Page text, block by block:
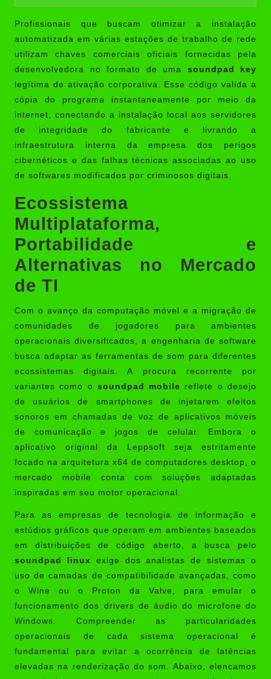
Profissionais que buscam otimizar a instalação
automatizada em várias estações de trabalho de rede
utilizam chaves comerciais oficiais fornecidas pela
desenvolvedora no formato de uma soundpad key
legítima de ativação corporativa. Esse código valida a
cópia do programa instantaneamente por meio da
internet, conectando a instalação local aos servidores
de integridade do fabricante e livrando a
infraestrutura interna da empresa dos perigos
cibernéticos e das falhas técnicas associadas ao uso
de softwares modificados por criminosos digitais.
Ecossistema
Multiplataforma,
Portabilidade e
Alternativas no Mercado
de TI
Com o avanço da computação móvel e a migração de
comunidades de jogadores para ambientes
operacionais diversificados, a engenharia de software
busca adaptar as ferramentas de som para diferentes
ecossistemas digitais. A procura recorrente por
variantes como o soundpad mobile reflete o desejo
de usuários de smartphones de injetarem efeitos
sonoros em chamadas de voz de aplicativos móveis
de comunicação e jogos de celular. Embora o
aplicativo original da Leppsoft seja estritamente
focado na arquitetura x64 de computadores desktop, o
mercado mobile conta com soluções adaptadas
inspiradas em seu motor operacional.
Para as empresas de tecnologia de informação e
estúdios gráficos que operam em ambientes baseados
em distribuições de código aberto, a busca pelo
soundpad linux exige dos analistas de sistemas o
uso de camadas de compatibilidade avançadas, como
o Wine ou o Proton da Valve, para emular o
funcionamento dos drivers de áudio do microfone do
Windows. Compreender as particularidades
operacionais de cada sistema operacional é
fundamental para evitar a ocorrência de latências
elevadas na renderização do som. Abaixo, elencamos